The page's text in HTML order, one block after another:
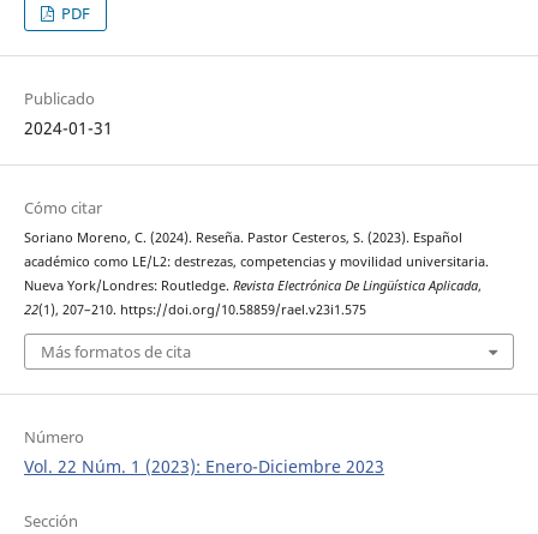
PDF
Publicado
2024-01-31
Cómo citar
Soriano Moreno, C. (2024). Reseña. Pastor Cesteros, S. (2023). Español
académico como LE/L2: destrezas, competencias y movilidad universitaria.
Nueva York/Londres: Routledge. Revista Electrónica De Lingüística Aplicada,
22(1), 207–210. https://doi.org/10.58859/rael.v23i1.575
Más formatos de cita
Número
Vol. 22 Núm. 1 (2023): Enero-Diciembre 2023
Sección